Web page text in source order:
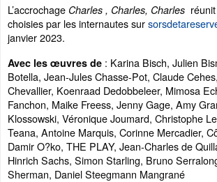
L’accrochage Charles , Charles, Charles
choisies par les internautes sur
janvier 2023.
Avec les œuvres de : Karina Bisch, Julien
Botella, Jean-Jules Chasse-Pot, Claude
Chevallier, Koenraad Dedobbeleer, Mimosa
Fanchon, Maike Freess, Jenny Gage, Amy
Klossowski, Véronique Joumard, Christophe
Teana, Antoine Marquis, Corinne Mercadier,
Damir O?ko, THE PLAY, Jean-Charles de
Hinrich Sachs, Simon Starling, Bruno
Sherman, Daniel Steegmann Mangrané